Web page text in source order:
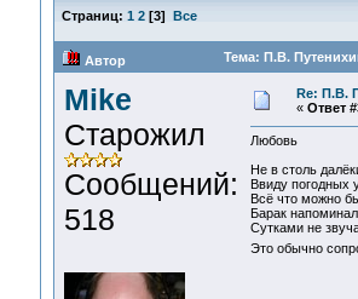
Страниц: 1 2[3] Все
Автор Тема: П.В.
Mike
Старожил
Сообщений:
518
Re: П.В.
« Ответ
Любовь
Не в столь
Ввиду погодных
Всё что можно
Барак
Сутками не
Это обычно